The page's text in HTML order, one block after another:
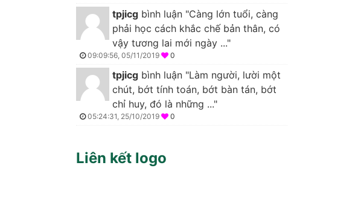
tpjicg bình luận "Càng lớn tuổi, càng
phải học cách khắc chế bản thân, có
vậy tương lai mới ngày ..."
09:09:56, 05/11/2019 0
tpjicg bình luận "Làm người, lười một
chút, bớt tính toán, bớt bàn tán, bớt
chỉ huy, đó là những ..."
05:24:31, 25/10/2019 0
Liên kết logo